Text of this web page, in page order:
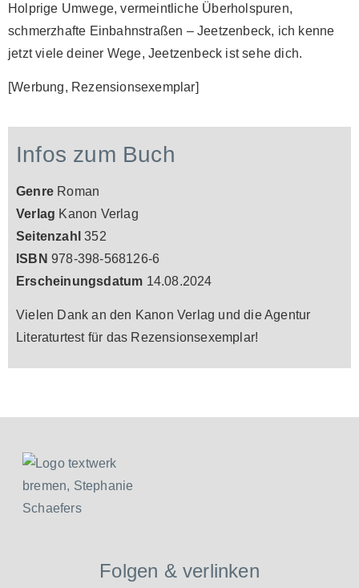
Holprige Umwege, vermeintliche Überholspuren,
schmerzhafte Einbahnstraßen – Jeetzenbeck, ich kenne
jetzt viele deiner Wege, Jeetzenbeck ist sehe dich.
[Werbung, Rezensionsexemplar]
Infos zum Buch
Genre Roman
Verlag Kanon Verlag
Seitenzahl 352
ISBN 978-398-568126-6
Erscheinungsdatum 14.08.2024
Vielen Dank an den Kanon Verlag und die Agentur
Literaturtest für das Rezensionsexemplar!
Folgen & verlinken